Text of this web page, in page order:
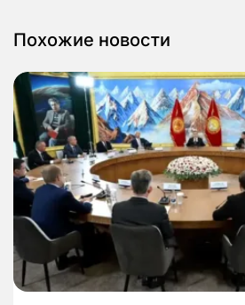
Похожие новости